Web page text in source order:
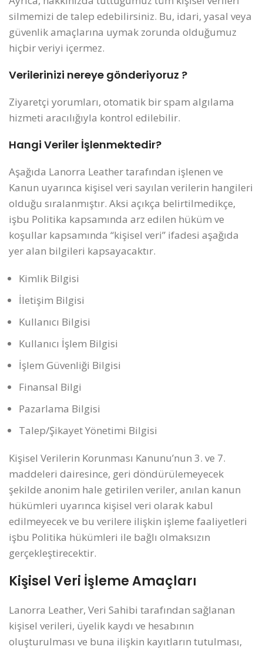
silmemizi de talep edebilirsiniz. Bu, idari, yasal veya
güvenlik amaçlarına uymak zorunda olduğumuz
hiçbir veriyi içermez.
Verilerinizi nereye gönderiyoruz ?
Ziyaretçi yorumları, otomatik bir spam algılama
hizmeti aracılığıyla kontrol edilebilir.
Hangi Veriler İşlenmektedir?
Aşağıda Lanorra Leather tarafından işlenen ve
Kanun uyarınca kişisel veri sayılan verilerin hangileri
olduğu sıralanmıştır. Aksi açıkça belirtilmedikçe,
işbu Politika kapsamında arz edilen hüküm ve
koşullar kapsamında “kişisel veri” ifadesi aşağıda
yer alan bilgileri kapsayacaktır.
Kimlik Bilgisi
İletişim Bilgisi
Kullanıcı Bilgisi
Kullanıcı İşlem Bilgisi
İşlem Güvenliği Bilgisi
Finansal Bilgi
Pazarlama Bilgisi
Talep/Şikayet Yönetimi Bilgisi
Kişisel Verilerin Korunması Kanunu’nun 3. ve 7.
maddeleri dairesince, geri döndürülemeyecek
şekilde anonim hale getirilen veriler, anılan kanun
hükümleri uyarınca kişisel veri olarak kabul
edilmeyecek ve bu verilere ilişkin işleme faaliyetleri
işbu Politika hükümleri ile bağlı olmaksızın
gerçekleştirecektir.
Kişisel Veri İşleme Amaçları
Lanorra Leather, Veri Sahibi tarafından sağlanan
kişisel verileri, üyelik kaydı ve hesabının
oluşturulması ve buna ilişkin kayıtların tutulması,